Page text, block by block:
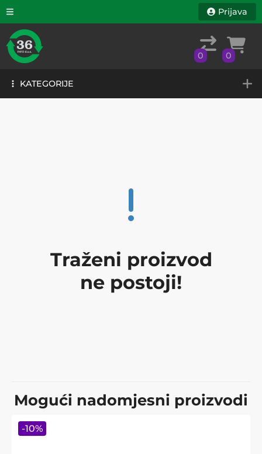
KATEGORIJE
Prijava
0 0
KATEGORIJE
Traženi proizvod
ne postoji!
Mogući nadomjesni proizvodi
-10%